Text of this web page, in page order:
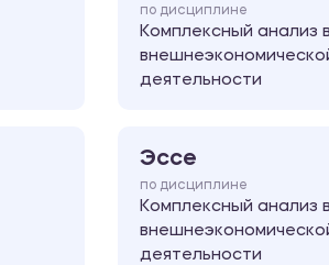
по дисциплине
Комплексный анализ
деятельности
Эссе
по дисциплине
Комплексный анализ
деятельности